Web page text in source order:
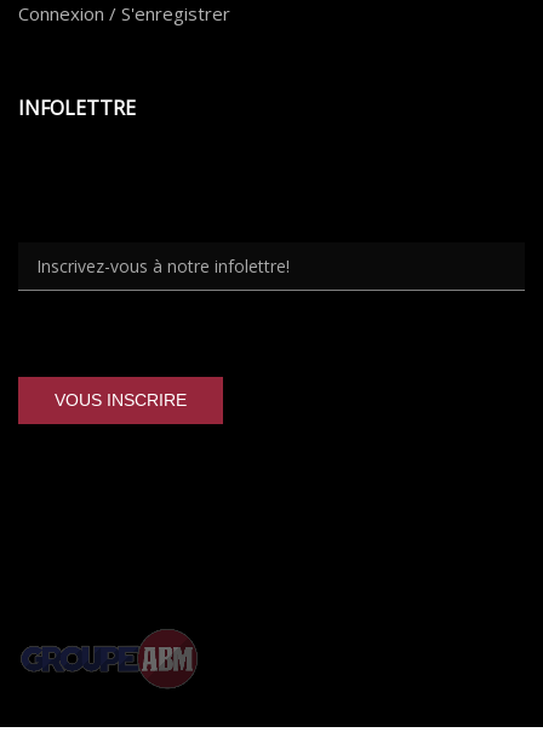
Connexion / S'enregistrer
INFOLETTRE